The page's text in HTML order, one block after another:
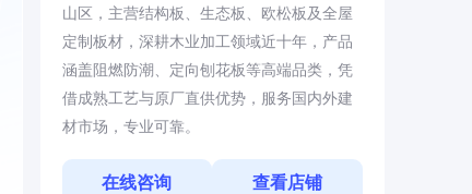
山区，主营结构板、生态板、欧松板及全屋
定制板材，深耕木业加工领域近十年，产品
涵盖阻燃防潮、定向刨花板等高端品类，凭
借成熟工艺与原厂直供优势，服务国内外建
材市场，专业可靠。
在线咨询 查看店铺